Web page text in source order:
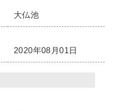
大仏池
2020年08月01日